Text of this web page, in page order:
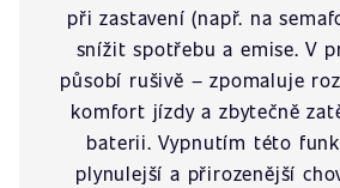
při zastavení (např. na
snížit spotřebu a emise. V
působí rušivě – zpomaluje
komfort jízdy a zbytečně
baterii. Vypnutím této
plynulejší a přirozenější